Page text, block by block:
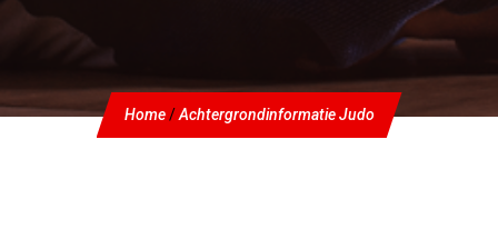
Home/Achtergrondinformatie Judo